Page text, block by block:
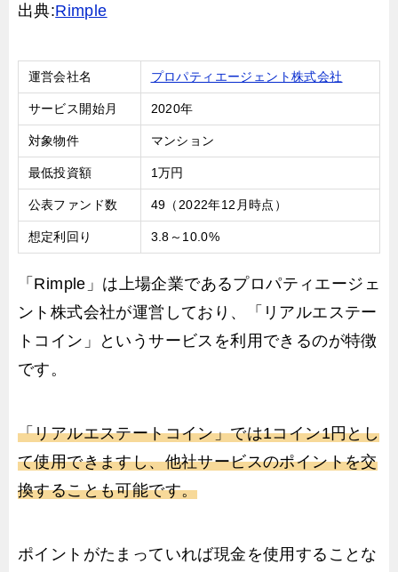
出典:Rimple
運営会社名 プロパティエージェント株式会社
サービス開始月 2020年
対象物件 マンション
最低投資額 1万円
公表ファンド数 49（2022年12月時点）
想定利回り 3.8～10.0%
「Rimple」は上場企業であるプロパティエージェ
ント株式会社が運営しており、「リアルエステー
トコイン」というサービスを利用できるのが特徴
です。
「リアルエステートコイン」では1コイン1円とし
て使用できますし、他社サービスのポイントを交
換することも可能です。
ポイントがたまっていれば現金を使用することな